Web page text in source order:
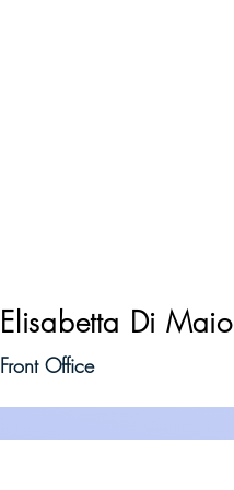
Elisabetta Di Maio
Front Office